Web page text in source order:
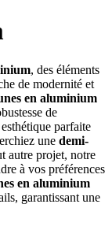
, des éléments
de modernité et
en aluminium
de
parfaite
une demi-
autre projet, notre
à vos préférences
en aluminium
garantissant une